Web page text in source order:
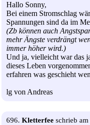
Hallo Sonny,
Bei einem Stromschlag
Spannungen sind da im
(Zb können auch
mehr Ängste verdrängt
immer höher wird.)
Und ja, vielleicht war das
dieses Leben
erfahren was geschieht
lg von Andreas
696. Kletterfee schrieb